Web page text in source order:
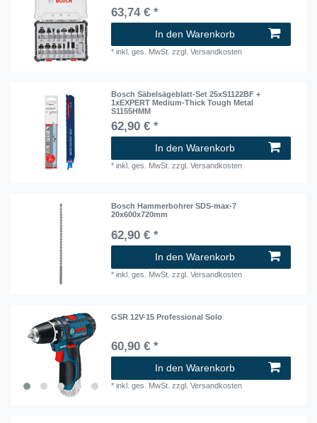
63,74 € *
In den Warenkorb
*inkl. ges. MwSt. zzgl.Versandkosten
Bosch Säbelsägeblatt-Set 25xS1122BF +
1xEXPERT Medium-Thick Tough Metal
S1155HMM
62,90 € *
In den Warenkorb
*inkl. ges. MwSt. zzgl.Versandkosten
Bosch Hammerbohrer SDS-max-7
20x600x720mm
62,90 € *
In den Warenkorb
*inkl. ges. MwSt. zzgl.Versandkosten
GSR 12V-15 Professional Solo
60,90 € *
In den Warenkorb
*inkl. ges. MwSt. zzgl.Versandkosten